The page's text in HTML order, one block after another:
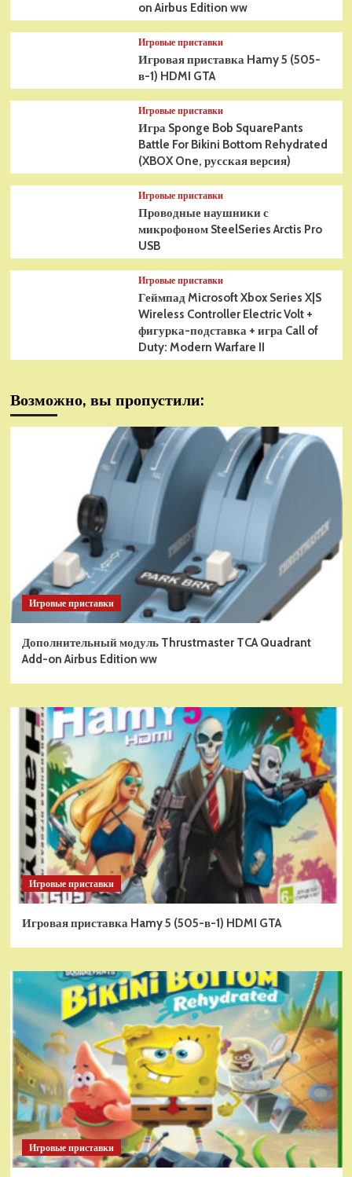
on Airbus Edition ww
Игровые приставки
Игровая приставка Hamy 5 (505-
в-1) HDMI GTA
Игровые приставки
Игра Sponge Bob SquarePants
Battle For Bikini Bottom Rehydrated
(XBOX One, русская версия)
Игровые приставки
Проводные наушники с
микрофоном SteelSeries Arctis Pro
USB
Игровые приставки
Геймпад Microsoft Xbox Series X|S
Wireless Controller Electric Volt +
фигурка-подставка + игра Call of
Duty: Modern Warfare II
Возможно, вы пропустили:
Игровые приставки
Дополнительный модуль Thrustmaster TCA Quadrant
Add-on Airbus Edition ww
Игровые приставки
Игровая приставка Hamy 5 (505-в-1) HDMI GTA
Игровые приставки